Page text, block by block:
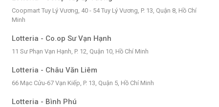
Coopmart Tuy Lý Vương, 40 - 54 Tuy Lý Vương, P. 13, Quận 8, Hồ Chí
Minh
Lotteria - Co.op Sư Vạn Hạnh
11 Sư Phạn Vạn Hạnh, P. 12, Quận 10, Hồ Chí Minh
Lotteria - Châu Văn Liêm
66 Mạc Cửu-67 Vạn Kiếp, P. 13, Quận 5, Hồ Chí Minh
Lotteria - Bình Phú